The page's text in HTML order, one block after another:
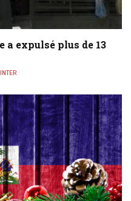
a expulsé plus de 13